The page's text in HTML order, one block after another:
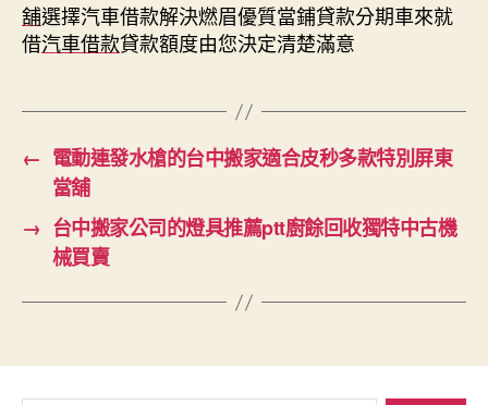
舖選擇汽車借款解決燃眉優質當鋪貸款分期車來就
借汽車借款貸款額度由您決定清楚滿意
← 電動連發水槍的台中搬家適合皮秒多款特別屏東
當舖
→ 台中搬家公司的燈具推薦ptt廚餘回收獨特中古機
械買賣